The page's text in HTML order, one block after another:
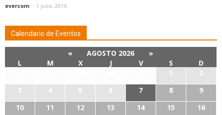
evercom - 1 julio, 2016
Calendario de Eventos
« AGOSTO 2026
»
L
M X J V S
D
1
2
3
4 5 6 7 8
9
10
11 12 13 14 15
16